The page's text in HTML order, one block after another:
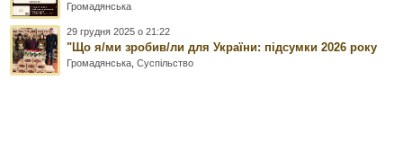
Громадянська
29 грудня 2025 о 21:22
"Що я/ми зробив/ли для України: підсумки 2026 року
Громадянська,Суспільство